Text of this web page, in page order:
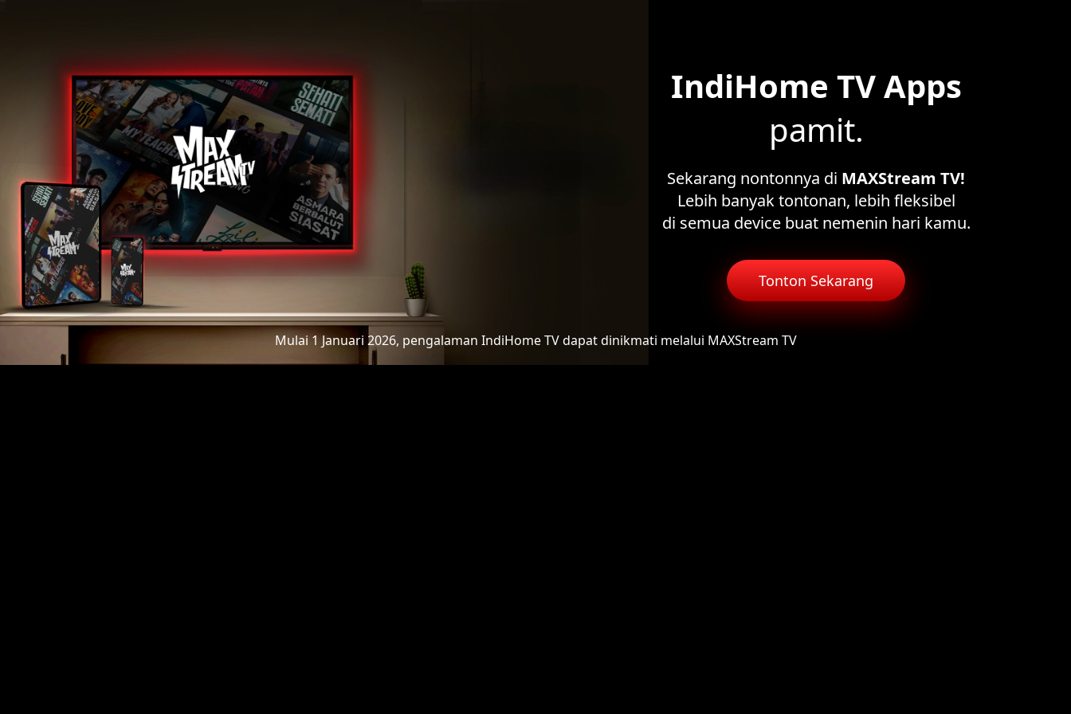
IndiHome TV Apps
pamit.
Sekarang nontonnya di MAXStream TV!
Lebih banyak tontonan, lebih fleksibel
di semua device buat nemenin hari kamu.
Tonton Sekarang
Mulai 1 Januari 2026, pengalaman IndiHome TVdapat dinikmati melalui MAXStream TV